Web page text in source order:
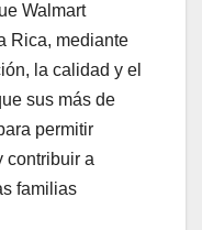
Walmart
Rica, mediante
la calidad y el
sus más de
permitir
contribuir a
familias